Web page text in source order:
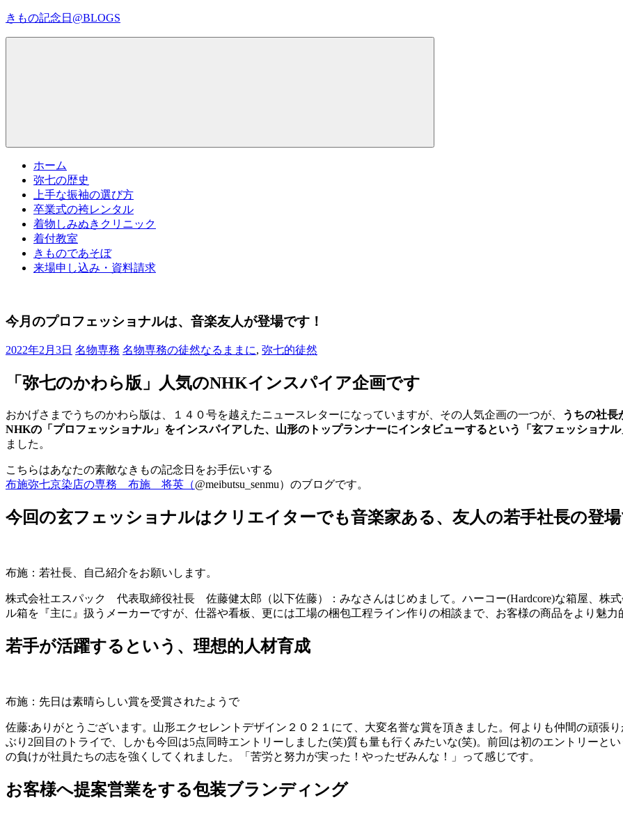
コ
プ
きもの記念日@BLOGS
ブ
グ
す。
Menu
ホーム
弥七の歴史
上手な振袖の選び方
卒業式の袴レンタル
着物しみぬきクリニック
着付教室
きものであそぼ
来場申し込み・資料請求
今月のプロフェッショナルは、音楽友人が登場です！
2022年2月3日 名物専務 名物専務の徒然なるままに, 弥七的徒然
「弥七のかわら版」人気のNHKインスパイア企画です
おかげさまでうちのかわら版は、１４０号を越えたニュースレターになっていますが、その人気企画の一つが、 うちの社長
NHKの「プロフェッショナル」をインスパイアした、山形のトップランナーにインタビューするという「玄フェッショナル
ました。
こちらはあなたの素敵なきもの記念日をお手伝いする
布施弥七京染店の専務 布施 将英（@meibutsu_senmu）のブログです。
今回の玄フェッショナルはクリエイターでも音楽家ある、友人の若手社長の登場
布施：若社長、自己紹介をお願いします。
株式会社エスパック 代表取締役社長 佐藤健太郎（以下佐藤）：みなさんはじめまして。ハーコー(Hardcore)な箱屋、株
ル箱を『主に』扱うメーカーですが、仕器や看板、更には工場の梱包工程ライン作りの相談まで、お客様の商品をより魅
若手が活躍するという、理想的人材育成
布施：先日は素晴らしい賞を受賞されたようで
佐藤:ありがとうございます。山形エクセレントデザイン２０２１にて、大変名誉な賞を頂きました。何よりも仲間の頑張
ぶり2回目のトライで、しかも今回は5点同時エントリーしました(笑)質も量も行くみたいな(笑)。前回は初のエントリーと
の負けが社員たちの志を強くしてくれました。「苦労と努力が実った！やったぜみんな！」って感じです。
お客様へ提案営業をする包装ブランディング